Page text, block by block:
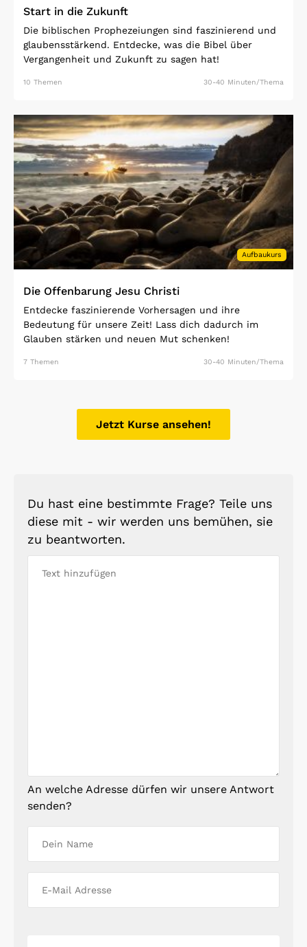
Start in die Zukunft
Die biblischen Prophezeiungen sind faszinierend und
glaubensstärkend. Entdecke, was die Bibel über
Vergangenheit und Zukunft zu sagen hat!
10 Themen 30-40 Minuten/Thema
Aufbaukurs
Die Offenbarung Jesu Christi
Entdecke faszinierende Vorhersagen und ihre
Bedeutung für unsere Zeit! Lass dich dadurch im
Glauben stärken und neuen Mut schenken!
7 Themen 30-40 Minuten/Thema
Open Link
Jetzt Kurse ansehen!
Du hast eine bestimmte Frage? Teile uns
diese mit - wir werden uns bemühen, sie
zu beantworten.
An welche Adresse dürfen wir unsere Antwort
senden?